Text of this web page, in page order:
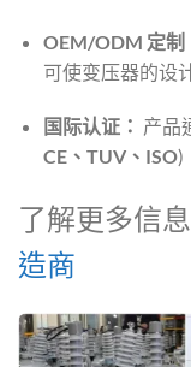
OEM/ODM 定制
可使变压器的设
国际认证： 产品
CE、TUV、ISO)
了解更多信息
造商